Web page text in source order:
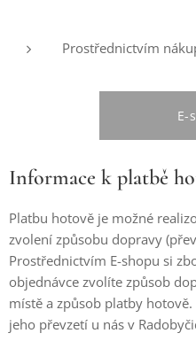
Prostřednictvím
E-
Informace k platbě
Platbu hotově je možné
zvolení způsobu dopravy
Prostřednictvím E-shopu si
objednávce zvolíte způsob
místě a způsob platby
jeho převzetí u nás v